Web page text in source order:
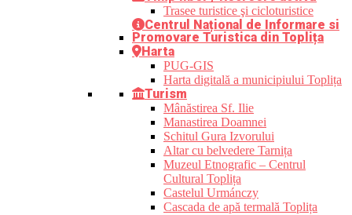
Trasee turistice şi cicloturistice
Centrul Național de Informare si
Promovare Turistica din Toplița
Harta
PUG-GIS
Harta digitală a municipiului Toplița
Turism
Mânăstirea Sf. Ilie
Manastirea Doamnei
Schitul Gura Izvorului
Altar cu belvedere Tarnița
Muzeul Etnografic – Centrul
Cultural Toplița
Castelul Urmánczy
Cascada de apă termală Toplița